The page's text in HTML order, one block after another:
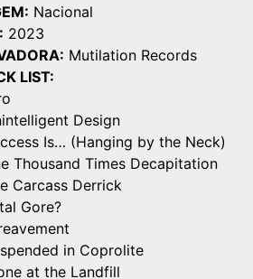
Nacional
2023
Mutilation Records
LIST:
Design
Is… (Hanging by the Neck)
Thousand Times Decapitation
Carcass Derrick
Gore?
in Coprolite
at the Landfill